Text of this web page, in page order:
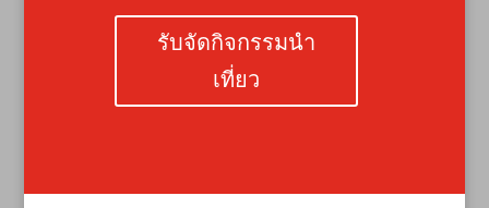
รับจัดกิจกรรมนำ
เที่ยว